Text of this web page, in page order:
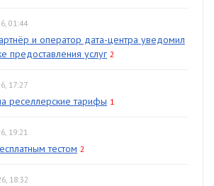
01:44
и оператор дата-центра уведомил
предоставления услуг 2
17:27
реселлерские тарифы 1
19:21
тестом 2
18:32